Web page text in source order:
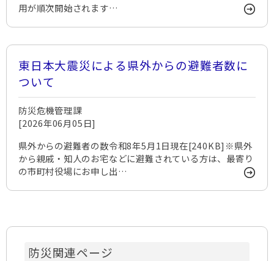
用が順次開始されます…
東日本大震災による県外からの避難者数に
ついて
防災危機管理課
[2026年06月05日]
県外からの避難者の数令和8年5月1日現在[240KB]※県外
から親戚・知人のお宅などに避難されている方は、最寄り
の市町村役場にお申し出…
防災関連ページ